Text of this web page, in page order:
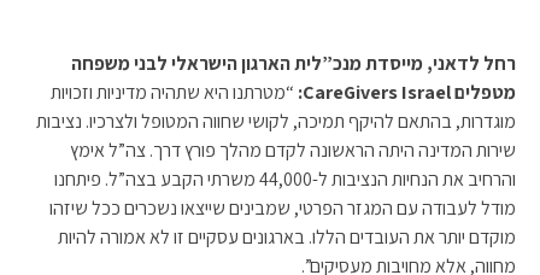
רחל לדאני, מייסדת מנכ”לית הארגון הישראלי לבני משפחה
מטפליםCareGivers Israel
: “מטרתנו היא שתהיה מדיניות וזכויות
מוגדרות, בהתאם להיקף תמיכה, לקושי שחווה המטופל ולצרכיו. נציבות
שירות המדינה היתה הראשונה לקדם מהלך פורץ דרך. צה”ל אימץ
והרחיב את הנחיות הנציבות ל-44,000 משרתי הקבע בצה”ל. פיתחנו
מודל לעבודה עם המגזר הפרטי, שמבינים שייצאו נשכרים ככל שיזהו
מוקדם יותר את העובדים הללו. בארגונים עסקיים זו לא אמורה להיות
מחווה, אלא מחויבות מעסיקים”.